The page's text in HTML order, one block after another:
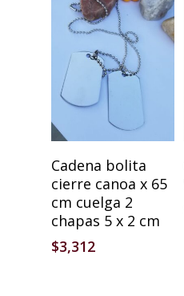
Añadir Al Carrito
Cadena bolita
cierre canoa x 65
cm cuelga 2
chapas 5 x 2 cm
$3,312